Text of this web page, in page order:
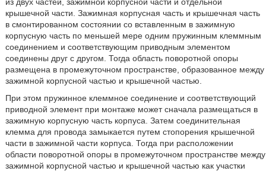
крышечной части. Зажимная корпусная часть и крышечная часть
в смонтированном состоянии со вставленным в зажимную
корпусную часть по меньшей мере одним пружинным клеммным
соединением и соответствующим приводным элементом
соединены друг с другом. Тогда область поворотной опоры
размещена в промежуточном пространстве, образованное между
зажимной корпусной частью и крышечной частью.
При этом пружинное клеммное соединение и соответствующий
приводной элемент при монтаже может сначала размещаться в
зажимную корпусную часть корпуса. Затем соединительная
клемма для провода замыкается путем стопорения крышечной
части в зажимной части корпуса. Тогда при расположении
области поворотной опоры в промежуточном пространстве между
зажимной корпусной частью и крышечной частью как участки